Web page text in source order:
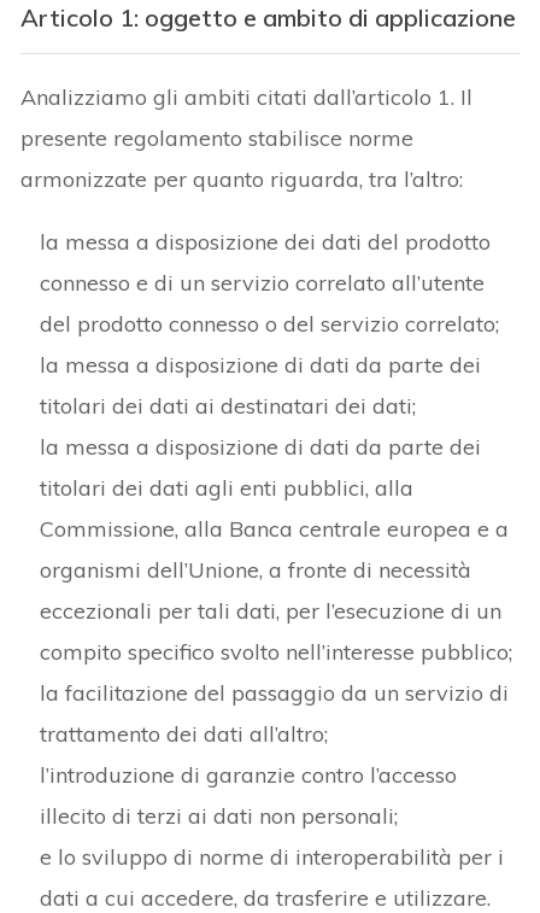
Articolo 1: oggetto e ambito di applicazione
Analizziamo gli ambiti citati dall’articolo 1. Il
presente regolamento stabilisce norme
armonizzate per quanto riguarda, tra l’altro:
la messa a disposizione dei dati del prodotto
connesso e di un servizio correlato all’utente
del prodotto connesso o del servizio correlato;
la messa a disposizione di dati da parte dei
titolari dei dati ai destinatari dei dati;
la messa a disposizione di dati da parte dei
titolari dei dati agli enti pubblici, alla
Commissione, alla Banca centrale europea e a
organismi dell’Unione, a fronte di necessità
eccezionali per tali dati, per l’esecuzione di un
compito specifico svolto nell’interesse pubblico;
la facilitazione del passaggio da un servizio di
trattamento dei dati all’altro;
l’introduzione di garanzie contro l’accesso
illecito di terzi ai dati non personali;
e lo sviluppo di norme di interoperabilità per i
dati a cui accedere, da trasferire e utilizzare.